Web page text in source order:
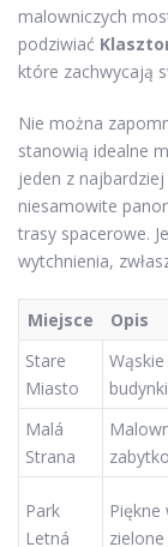
malowniczych
podziwiać
które zachwycają
Nie można
stanowią idealne
jeden z
niesamowite
trasy spacerowe.
wytchnienia,
Miejsce Opis
Stare
Miasto
Malá
Strana
Park
Letná